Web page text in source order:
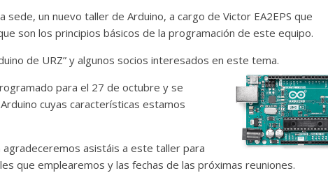
un nuevo taller de Arduino, a cargo de Victor EA2EPS que
son los principios básicos de la programación de este equipo.
de URZ” y algunos socios interesados en este tema.
para el 27 de octubre y se
cuyas características estamos
asistáis a este taller para
que emplearemos y las fechas de las próximas reuniones.